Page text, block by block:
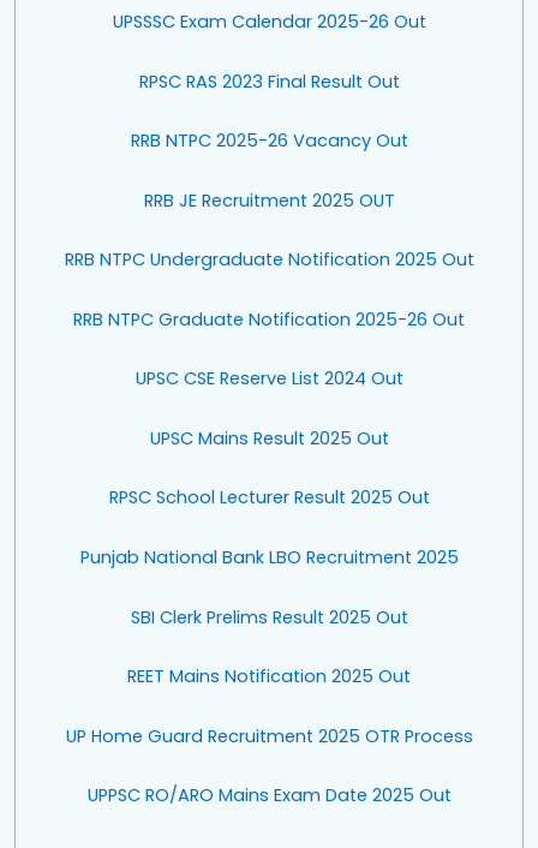
UPSSSC Exam Calendar 2025-26 Out
RPSC RAS 2023 Final Result Out
RRB NTPC 2025-26 Vacancy Out
RRB JE Recruitment 2025 OUT
RRB NTPC Undergraduate Notification 2025 Out
RRB NTPC Graduate Notification 2025-26 Out
UPSC CSE Reserve List 2024 Out
UPSC Mains Result 2025 Out
RPSC School Lecturer Result 2025 Out
Punjab National Bank LBO Recruitment 2025
SBI Clerk Prelims Result 2025 Out
REET Mains Notification 2025 Out
UP Home Guard Recruitment 2025 OTR Process
UPPSC RO/ARO Mains Exam Date 2025 Out